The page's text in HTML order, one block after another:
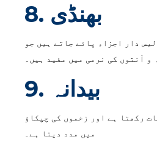
8. بھنڈی
دار اجزاء پائے جاتے ہیں جو
و آنتوں کی نرمی میں مفید ہیں۔
9. بیدانہ
رکھتا ہے اور زخموں کی چپکاؤ
میں مدد دیتا ہے۔